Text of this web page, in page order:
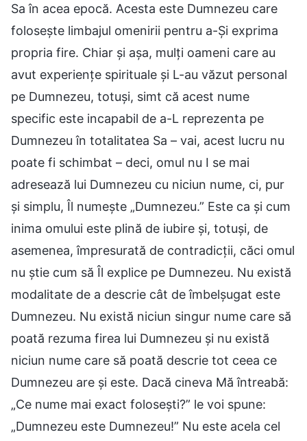
Sa în acea epocă. Acesta este Dumnezeu care
folosește limbajul omenirii pentru a-Și exprima
propria fire. Chiar și așa, mulți oameni care au
avut experiențe spirituale și L-au văzut personal
pe Dumnezeu, totuși, simt că acest nume
specific este incapabil de a-L reprezenta pe
Dumnezeu în totalitatea Sa – vai, acest lucru nu
poate fi schimbat – deci, omul nu I se mai
adresează lui Dumnezeu cu niciun nume, ci, pur
și simplu, Îl numește „Dumnezeu.” Este ca și cum
inima omului este plină de iubire și, totuși, de
asemenea, împresurată de contradicții, căci omul
nu știe cum să Îl explice pe Dumnezeu. Nu există
modalitate de a descrie cât de îmbelșugat este
Dumnezeu. Nu există niciun singur nume care să
poată rezuma firea lui Dumnezeu și nu există
niciun nume care să poată descrie tot ceea ce
Dumnezeu are și este. Dacă cineva Mă întreabă:
„Ce nume mai exact folosești?” le voi spune:
„Dumnezeu este Dumnezeu!” Nu este acela cel